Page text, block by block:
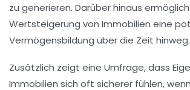
zu generieren. Darüber hinaus
Wertsteigerung von Immobilien eine
Vermögensbildung über die Zeit hinweg.
Zusätzlich zeigt eine Umfrage, dass
Immobilien sich oft sicherer fühlen,